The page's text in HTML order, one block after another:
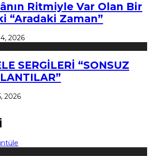
Ritmiyle Var Olan Bir
“Aradaki Zaman”
2026
SERGİLERİ “SONSUZ
2026